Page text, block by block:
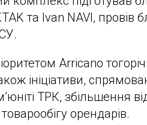
та Ivan NAVI, провів
Arricano тогоріч
ініціативи,
ТРК, збільшення
орендарів.